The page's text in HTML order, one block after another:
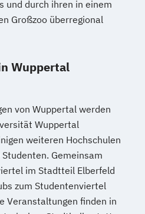
und durch ihren in einem
Großzoo überregional
Wuppertal
von Wuppertal werden
Wuppertal
weiteren Hochschulen
Gemeinsam
im Stadtteil Elberfeld
zum Studentenviertel
Veranstaltungen finden in